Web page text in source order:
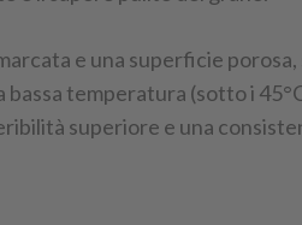
e una superficie
temperatura (sotto i
superiore e una